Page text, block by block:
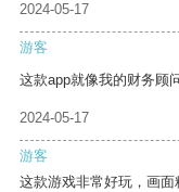
2024-05-17
游客
这款app就像我的财务顾
2024-05-17
游客
这款游戏非常好玩，画